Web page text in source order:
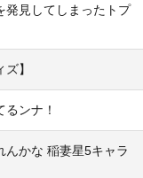
発見してしまったトプ
】
ンナ！
んかな 稲妻星5キャラ